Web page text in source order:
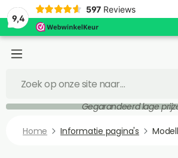
9,4
597 Reviews
Gegarandeerd lage
Home Informatie pagina's